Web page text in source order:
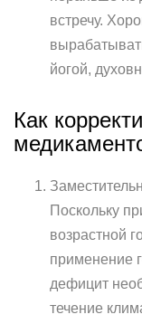
встречу.
йогой,
Как
Поскольку
возрастной
применение
дефицит
течение